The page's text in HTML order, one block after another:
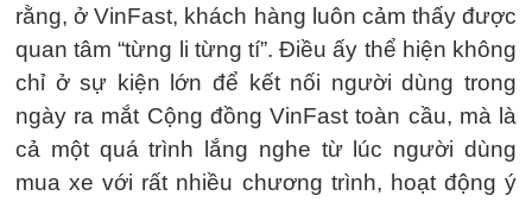
rằng, ở VinFast, khách hàng luôn cảm thấy được
quan tâm “từng li từng tí”. Điều ấy thể hiện không
chỉ ở sự kiện lớn để kết nối người dùng trong
ngày ra mắt Cộng đồng VinFast toàn cầu, mà là
cả một quá trình lắng nghe từ lúc người dùng
mua xe với rất nhiều chương trình, hoạt động ý